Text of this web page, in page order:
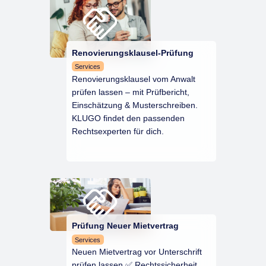
Renovierungsklausel-Prüfung
Services
Renovierungsklausel vom Anwalt
prüfen lassen – mit Prüfbericht,
Einschätzung & Musterschreiben.
KLUGO findet den passenden
Rechtsexperten für dich.
Prüfung Neuer Mietvertrag
Services
Neuen Mietvertrag vor Unterschrift